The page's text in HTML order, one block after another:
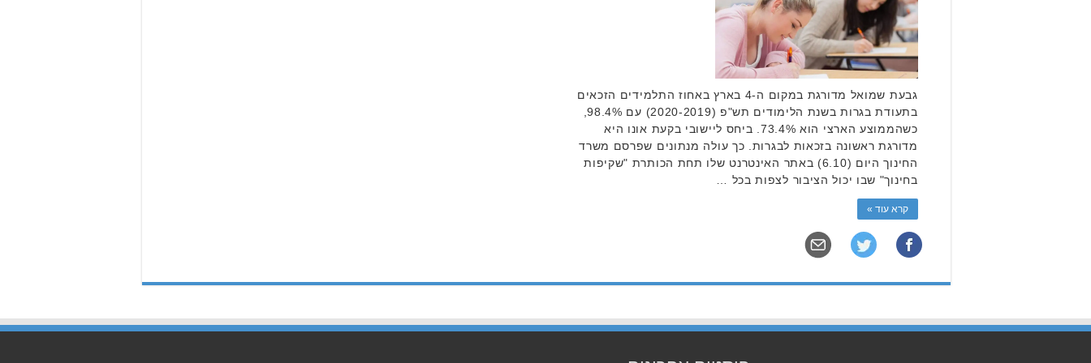
גבעת שמואל מדורגת במקום ה-4 בארץ באחוז התלמידים הזכאים
בתעודת בגרות בשנת הלימודים תש"פ (2020-2019) עם 98.4%,
כשהממוצע הארצי הוא 73.4%. ביחס ליישובי בקעת אונו היא
מדורגת ראשונה בזכאות לבגרות. כך עולה מנתונים שפרסם משרד
החינוך היום (6.10) באתר האינטרנט שלו תחת הכותרת "שקיפות
בחינוך" שבו יכול הציבור לצפות בכל …
קרא עוד »